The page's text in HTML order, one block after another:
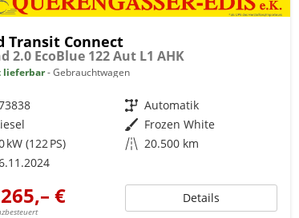
Transit Connect
2.0 EcoBlue 122 Aut L1 AHK
lieferbar Gebrauchtwagen
Getriebe Automatik
Außenfarbe Frozen White
kW (122 PS) Kilometerstand 20.500 km
€ Details